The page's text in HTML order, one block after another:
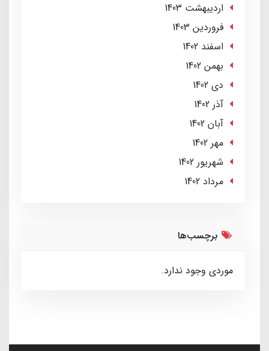
ارديبهشت 1403
فروردین 1403
اسفند 1402
بهمن 1402
دی 1402
آذر 1402
آبان 1402
مهر 1402
شهریور 1402
مرداد 1402
برچسب‌ها
موردی وجود ندارد.